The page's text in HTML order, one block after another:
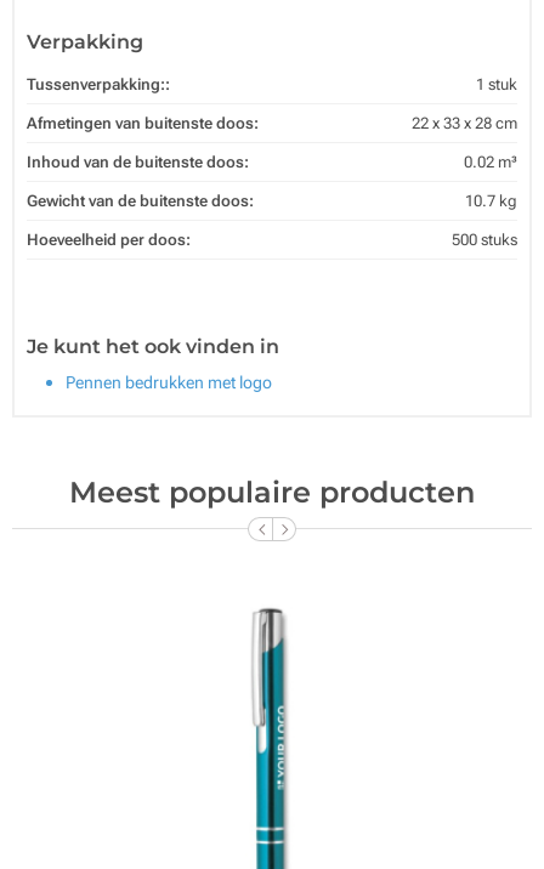
Verpakking
Tussenverpakking:: 1 stuk
Afmetingen van buitenste doos: 22 x 33 x 28 cm
Inhoud van de buitenste doos: 0.02 m³
Gewicht van de buitenste doos: 10.7 kg
Hoeveelheid per doos: 500 stuks
Je kunt het ook vinden in
Pennen bedrukken met logo
Meest populaire producten